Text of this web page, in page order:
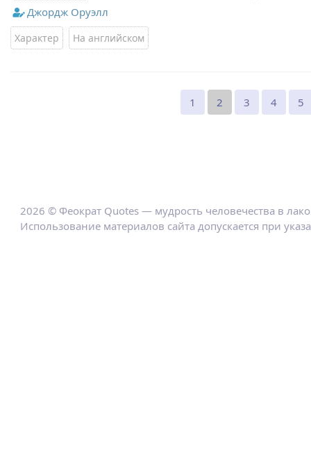
possibility of doing you any good.
Джордж Оруэлл
Характер На английском
1 2 3 4 5
2026 © Феократ Quotes — мудрость человечества в
Использование материалов сайта допускается при